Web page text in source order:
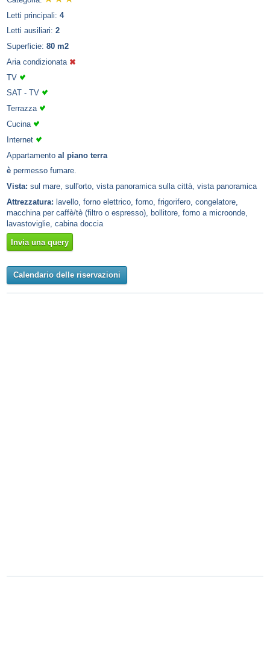
Letti principali: 4
Letti ausiliari: 2
Superficie: 80 m2
Aria condizionata
TV
SAT - TV
Terrazza
Cucina
Internet
Appartamento al piano terra
è permesso fumare.
Vista: sul mare, sull'orto, vista panoramica sulla città, vista panoramica
Attrezzatura: lavello, forno elettrico, forno, frigorifero, congelatore,
macchina per caffè/tè (filtro o espresso), bollitore, forno a microonde,
lavastoviglie, cabina doccia
Invia una query
Calendario delle riservazioni